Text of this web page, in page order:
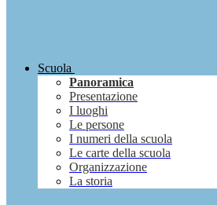
Scuola
Panoramica
Presentazione
I luoghi
Le persone
I numeri della scuola
Le carte della scuola
Organizzazione
La storia